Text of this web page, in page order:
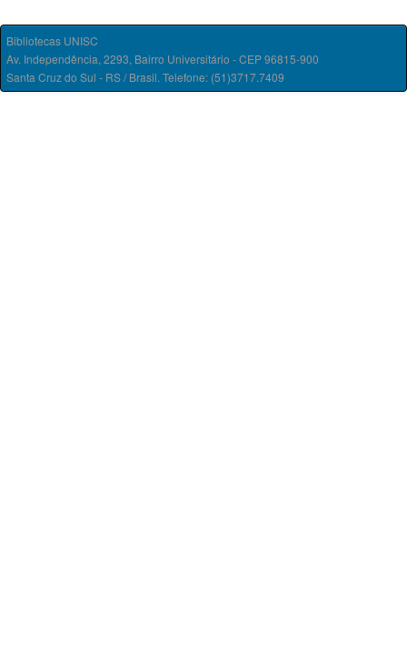
Bibliotecas UNISC
Av. Independência, 2293, Bairro Universitário - CEP 96815-900
Santa Cruz do Sul - RS / Brasil. Telefone: (51)3717.7409